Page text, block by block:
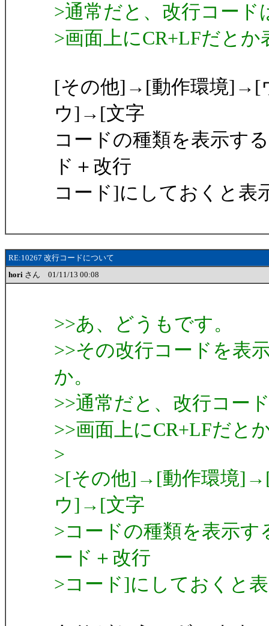
>通常だと、改行コー
>画面上にCR+LFだと
[その他]→[動作環境]→[
ウ]→[文字
コードの種類を表示す
ド＋改行
コード]にしておくと表
RE:10267 改行コードについて
hori さん 01/11/13 00:08
>>あ、どうもです。
>>その改行コードを表
か。
>>通常だと、改行コー
>>画面上にCR+LFだと
>
>[その他]→[動作環境
ウ]→[文字
>コードの種類を表示
ード＋改行
>コード]にしておくと